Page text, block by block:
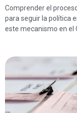
Comprender el
para seguir la política
este mecanismo en el